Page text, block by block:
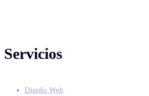
Servicios
Diseño Web